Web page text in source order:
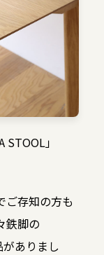
」
ご存知の方も
鉄脚の
ありまし